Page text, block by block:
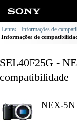
Lentes - Informações de
Informações de
SEL40F25G -
compatibilidade
NEX-5N